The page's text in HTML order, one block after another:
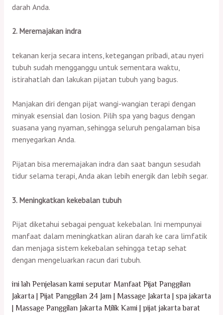
darah Anda.
2. Meremajakan indra
tekanan kerja secara intens, ketegangan pribadi, atau nyeri
tubuh sudah mengganggu untuk sementara waktu,
istirahatlah dan lakukan pijatan tubuh yang bagus.
Manjakan diri dengan pijat wangi-wangian terapi dengan
minyak esensial dan losion. Pilih spa yang bagus dengan
suasana yang nyaman, sehingga seluruh pengalaman bisa
menyegarkan Anda.
Pijatan bisa meremajakan indra dan saat bangun sesudah
tidur selama terapi, Anda akan lebih energik dan lebih segar.
3. Meningkatkan kekebalan tubuh
Pijat diketahui sebagai penguat kekebalan. Ini mempunyai
manfaat dalam meningkatkan aliran darah ke cara limfatik
dan menjaga sistem kekebalan sehingga tetap sehat
dengan mengeluarkan racun dari tubuh.
ini lah Penjelasan kami seputar Manfaat Pijat Panggilan
Jakarta | Pijat Panggilan 24 Jam | Massage Jakarta | spa jakarta
| Massage Panggilan Jakarta Milik Kami | pijat jakarta barat